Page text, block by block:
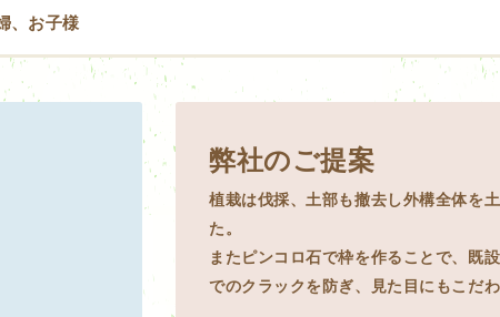
、お子様
弊社のご提案
植栽は伐採、土部も撤去し外構全体を
た。
またピンコロ石で枠を作ることで、既
でのクラックを防ぎ、見た目にもこだわ